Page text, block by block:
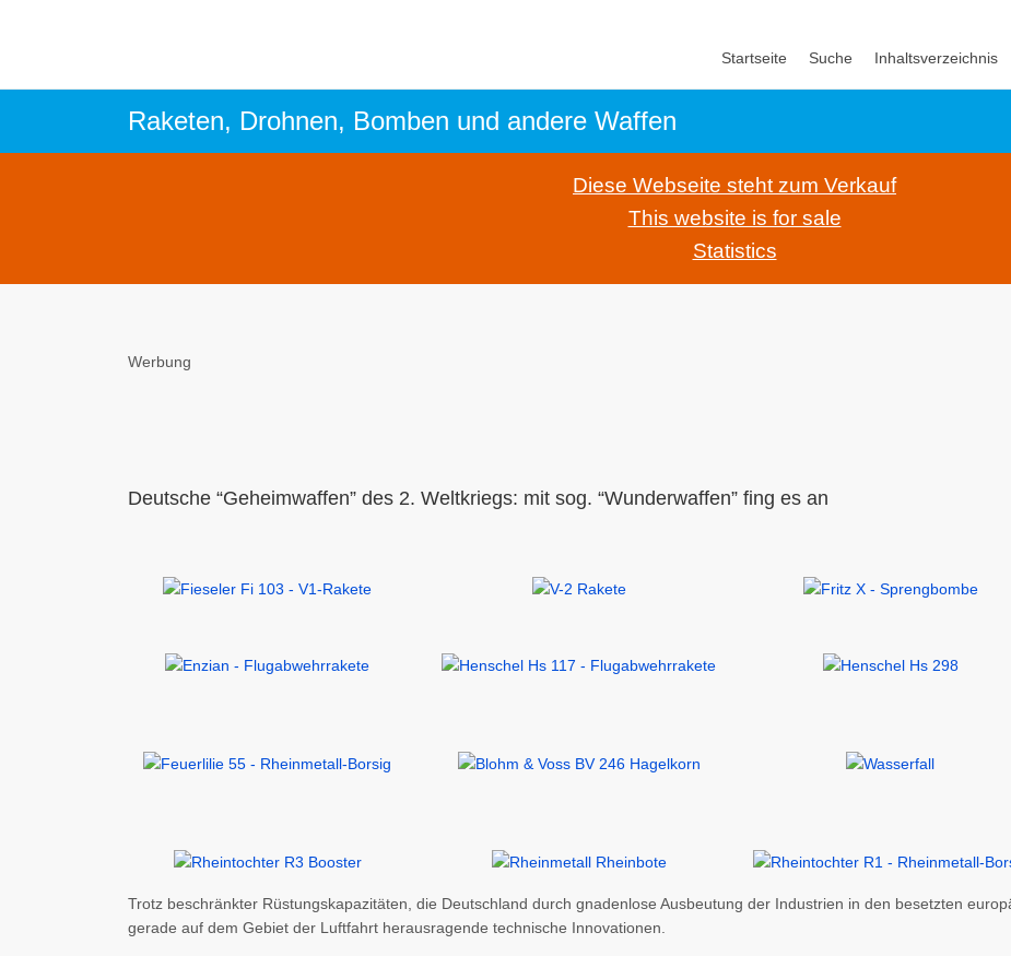
Startseite Suche Inhaltsverzeichnis
Raketen, Drohnen, Bomben und andere Waffen
Diese Webseite steht zum Verkauf
This website is for sale
Statistics
Werbung
Deutsche “Geheimwaffen” des 2. Weltkriegs: mit sog. “Wunderwaffen” fing es an
Trotz beschränkter Rüstungskapazitäten, die Deutschland durch gnadenlose Ausbeutung der Industrien in den besetzten
gerade auf dem Gebiet der Luftfahrt herausragende technische Innovationen.